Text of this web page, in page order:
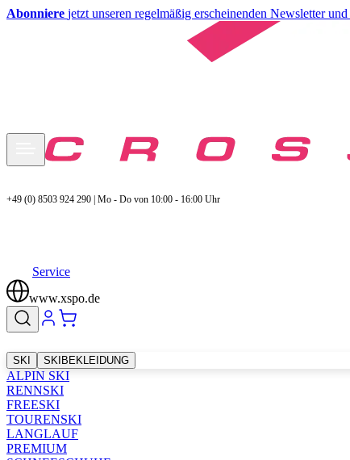
Abonniere jetzt unseren regelmäßig erscheinenden Newsletter und
+49 (0) 8503 924 290 | Mo - Do von 10:00 - 16:00 Uhr
Service
www.xspo.de
SKI SKIBEKLEIDUNG
ALPIN SKI
RENNSKI
FREESKI
TOURENSKI
LANGLAUF
PREMIUM